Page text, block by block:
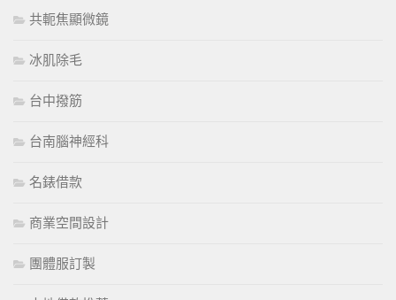
共軛焦顯微鏡
冰肌除毛
台中撥筋
台南腦神經科
名錶借款
商業空間設計
團體服訂製